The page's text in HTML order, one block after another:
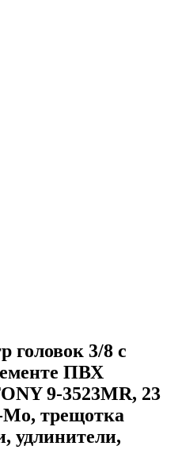
головок 3/8 с
ПВХ
9-3523MR, 23
трещотка
удлинители,